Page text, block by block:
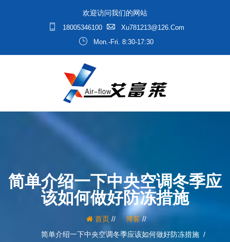
欢迎访问我们的网站
18005346100
Xu781213@126.com
Mon.-Fri. 8:30-17:30
简单介绍一下中央空调冬季应
该如何做好防冻措施
首页/ 博客/
简单介绍一下中央空调冬季应该如何做好防冻措施